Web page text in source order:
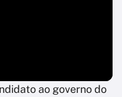
ao governo do